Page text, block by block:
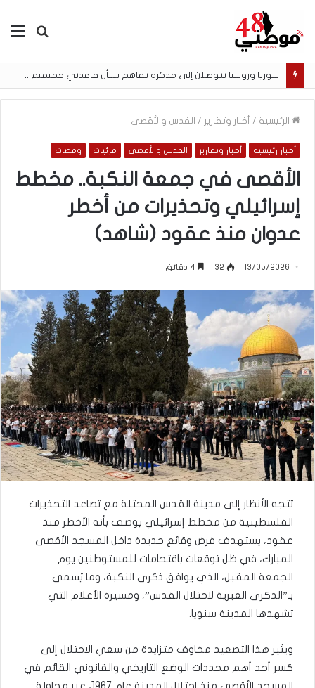
بحث
سوريا وروسيا تتوصلان إلى مذكرة تفاهم بشأن قاعدتي حميميم وطرطوس
الرئيسية / أخبار وتقارير / القدس والأقصى
أخبار رئيسية أخبار وتقارير القدس والأقصى مرئيات ومضات
الأقصى في جمعة النكبة.. مخطط
إسرائيلي وتحذيرات من أخطر
عدوان منذ عقود (شاهد)
13/05/2026
32
تتجه الأنظار إلى مدينة القدس المحتلة مع تصاعد التحذيرات
الفلسطينية من مخطط إسرائيلي يوصف بأنه الأخطر منذ
عقود، يستهدف فرض وقائع جديدة داخل المسجد الأقصى
المبارك، في ظل توقعات باقتحامات للمستوطنين يوم
الجمعة المقبل، الذي يوافق ذكرى النكبة، وما يُسمى
بـ”الذكرى العبرية لاحتلال القدس”، ومسيرة الأعلام التي
تشهدها المدينة سنويا.
ويثير هذا التصعيد مخاوف متزايدة من سعي الاحتلال إلى
كسر أحد أهم محددات الوضع التاريخي والقانوني القائم في
المسجد الأقصى منذ احتلال المدينة عام 1967، عبر محاولة